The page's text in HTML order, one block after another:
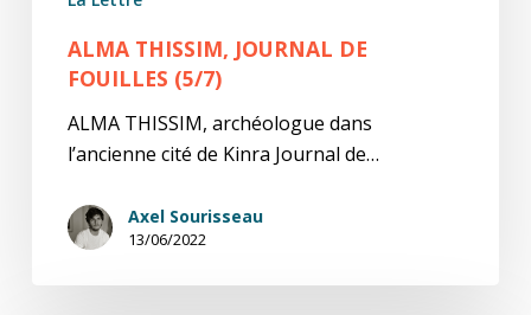
ALMA THISSIM, JOURNAL DE
FOUILLES (5/7)
ALMA THISSIM, archéologue dans
l’ancienne cité de Kinra Journal de…
Axel Sourisseau
13/06/2022